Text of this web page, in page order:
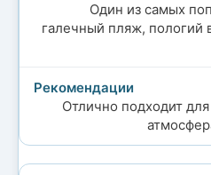
Один из самых
галечный пляж, пологий
Отлично подходит